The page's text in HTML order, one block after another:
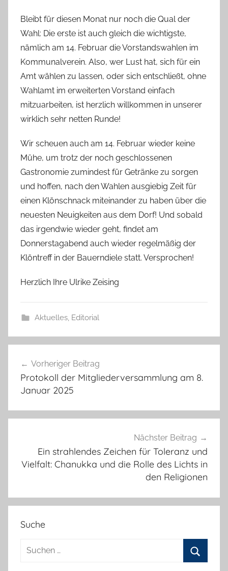
Bleibt für diesen Monat nur noch die Qual der
Wahl: Die erste ist auch gleich die wichtigste,
nämlich am 14. Februar die Vorstandswahlen im
Kommunalverein. Also, wer Lust hat, sich für ein
Amt wählen zu lassen, oder sich entschließt, ohne
Wahlamt im erweiterten Vorstand einfach
mitzuarbeiten, ist herzlich willkommen in unserer
wirklich sehr netten Runde!
Wir scheuen auch am 14. Februar wieder keine
Mühe, um trotz der noch geschlossenen
Gastronomie zumindest für Getränke zu sorgen
und hoffen, nach den Wahlen ausgiebig Zeit für
einen Klönschnack miteinander zu haben über die
neuesten Neuigkeiten aus dem Dorf! Und sobald
das irgendwie wieder geht, findet am
Donnerstagabend auch wieder regelmäßig der
Klöntreff in der Bauerndiele statt. Versprochen!
Herzlich Ihre Ulrike Zeising
Aktuelles, Editorial
Vorheriger Beitrag
Protokoll der Mitgliederversammlung am 8.
Januar 2025
Nächster Beitrag
Ein strahlendes Zeichen für Toleranz und
Vielfalt: Chanukka und die Rolle des Lichts in
den Religionen
Suche
Suchen